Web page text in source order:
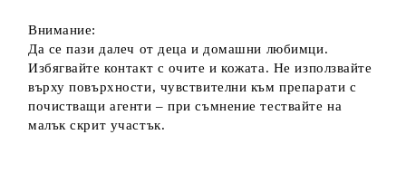
Внимание:
Да се пази далеч от деца и домашни любимци.
Избягвайте контакт с очите и кожата. Не използвайте
върху повърхности, чувствителни към препарати с
почистващи агенти – при съмнение тествайте на
малък скрит участък.